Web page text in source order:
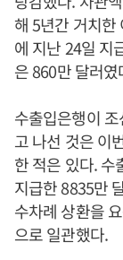
해 5년간 거치한
에 지난 24일 지
은 860만 달러였
수출입은행이
고 나선 것은 이
한 적은 있다. 수
지급한 8835만
수차례 상환을
으로 일관했다.